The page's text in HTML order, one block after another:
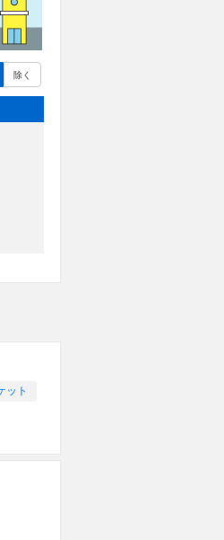
除く
ット